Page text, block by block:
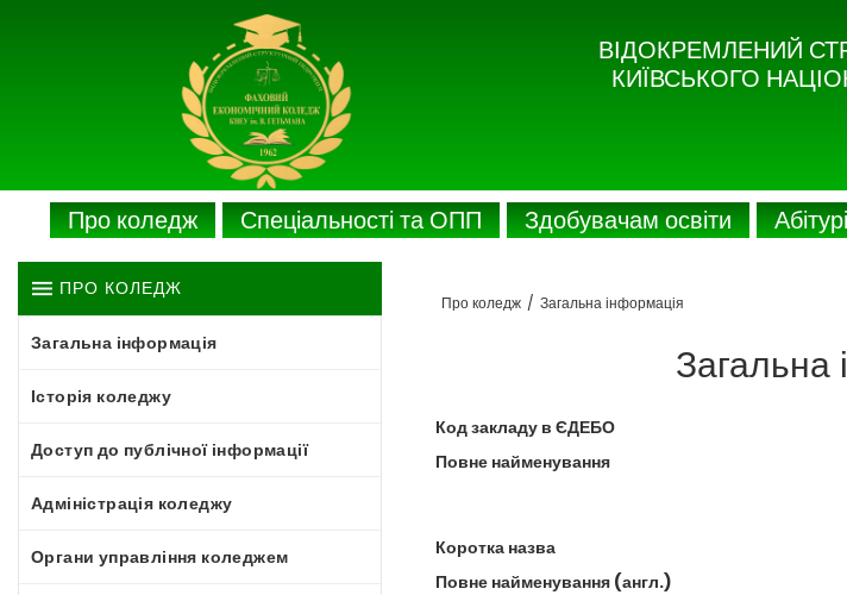
ВІДОКРЕМЛЕНИЙ
КИЇВСЬКОГО
Про коледж Спеціальності та ОПП Здобувачам освіти
Про коледж / Загальна інформація
Загальна
Код закладу в ЄДЕБО
Повне найменування
Коротка назва
Повне найменування (англ.)
ПРО КОЛЕДЖ
Загальна інформація
Історія коледжу
Доступ до публічної інформації
Адміністрація коледжу
Органи управління коледжем